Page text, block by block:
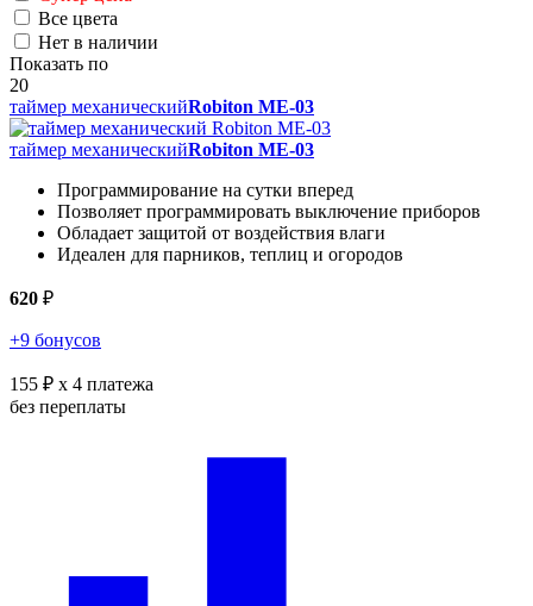
Все цвета
Нет в наличии
Показать по
20
таймер механическийRobiton ME-03
таймер механическийRobiton ME-03
Программирование на сутки вперед
Позволяет программировать выключение приборов
Обладает защитой от воздействия влаги
Идеален для парников, теплиц и огородов
620 ₽
+9 бонусов
155 ₽ x 4 платежа
без переплаты